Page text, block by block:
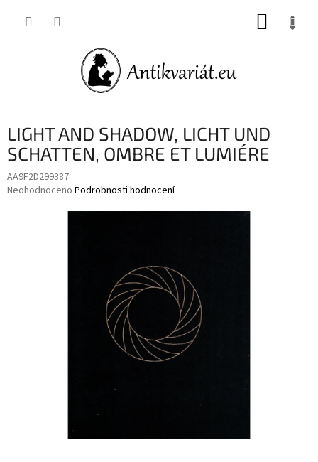
LIGHT AND SHADOW, LICHT UND
SCHATTEN, OMBRE ET LUMIÉRE
AA9F2D299387
Průměrné
Neohodnoceno Podrobnosti hodnocení